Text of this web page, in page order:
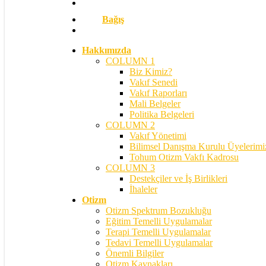
Bağış
Hakkımızda
COLUMN 1
Biz Kimiz?
Vakıf Senedi
Vakıf Raporları
Mali Belgeler
Politika Belgeleri
COLUMN 2
Vakıf Yönetimi
Bilimsel Danışma Kurulu
Tohum Otizm Vakfı Kadrosu
COLUMN 3
Destekçiler ve İş Birlikleri
İhaleler
Otizm
Otizm Spektrum Bozukluğu
Eğitim Temelli Uygulamalar
Terapi Temelli Uygulamalar
Tedavi Temelli Uygulamalar
Önemli Bilgiler
Otizm Kaynakları